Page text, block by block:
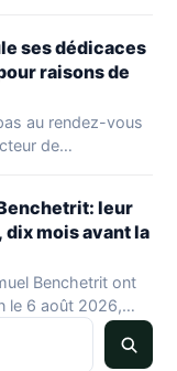
ses dédicaces
raisons de
au rendez-vous
de…
leur
mois avant la
Benchetrit ont
le 6 août 2026,